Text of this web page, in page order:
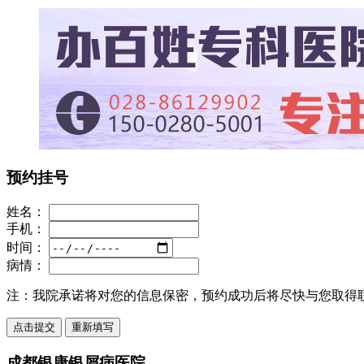
预约挂号
姓名：
手机：
时间：
病情：
注： 我院承诺将对您的信息保密，预约成功后将尽快与您取得